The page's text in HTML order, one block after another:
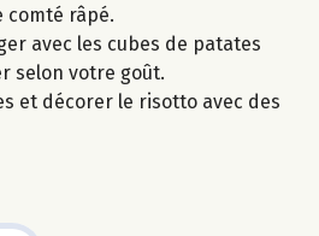
comté râpé.
avec les cubes de patates
selon votre goût.
et décorer le risotto avec des